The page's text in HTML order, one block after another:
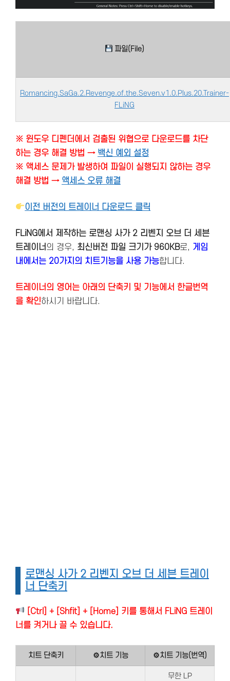
파일(File)
Romancing.SaGa.2.Revenge.of.the.Seven.v1.0.Plus.20.Trainer-
FLiNG
※ 윈도우 디펜더에서 검출된 위협으로 다운로드를 차단
하는 경우 해결 방법 → 백신 예외 설정
※ 액세스 문제가 발생하여 파일이 실행되지 않하는 경우
해결 방법 → 액세스 오류 해결
이전 버전의 트레이너 다운로드 클릭
FLiNG에서 제작하는 로맨싱 사가 2 리벤지 오브 더 세븐
트레이너 의 경우, 최신버전 파일 크기가 960KB로, 게임
내에서는 20가지의 치트기능을 사용 가능합니다.
트레이너의 영어는 아래의 단축키 및 기능에서 한글번역
을 확인하시기 바랍니다.
로맨싱 사가 2 리벤지 오브 더 세븐 트레이
너 단축키
[Ctrl] + [Shfit] + [Home] 키를 통해서 FLiNG 트레이
너를 켜거나 끌 수 있습니다.
치트 단축키 ⚙치트 기능 ⚙치트 기능(번역)
무한 LP